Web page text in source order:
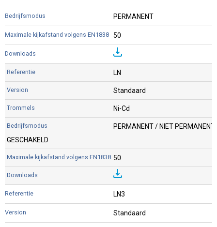
PERMANENT
50
LN
Standaard
Ni-Cd
PERMANENT / NIET
GESCHAKELD
50
LN3
Standaard